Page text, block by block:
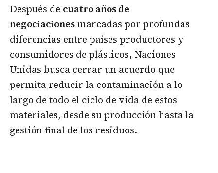
Después de cuatro años de
negociacionesmarcadas por profundas
diferencias entre países productores y
consumidores de plásticos, Naciones
Unidas busca cerrar un acuerdo que
permita reducir la contaminación a lo
largo de todo el ciclo de vida de estos
materiales, desde su producción hasta la
gestión final de los residuos.